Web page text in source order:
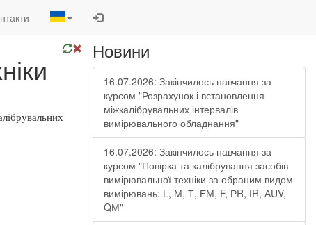
Новини
16.07.2026: Закінчилось навчання за
курсом "Розрахунок і встановлення
міжкалібрувальних інтервалів
вимірювального обладнання"
16.07.2026: Закінчилось навчання за
курсом "Повірка та калібрування засобів
вимірювальної техніки за обраним видом
вимірювань: L, М, Т, ЕМ, F, РR, ІR, АUV,
QМ"